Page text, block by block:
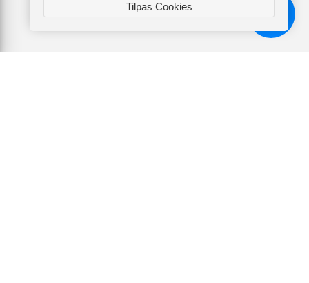
Tilpas Cookies